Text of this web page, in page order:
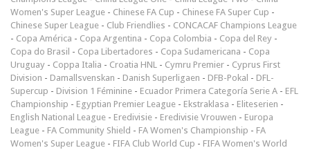
Women's Super League - Chinese FA Cup - Chinese FA Super Cup -
Chinese Super League - Club Friendlies - CONCACAF Champions League
- Copa América - Copa Argentina - Copa Colombia - Copa del Rey -
Copa do Brasil - Copa Libertadores - Copa Sudamericana - Copa
Uruguay - Coppa Italia - Croatia HNL - Cymru Premier - Cyprus First
Division - Damallsvenskan - Danish Superligaen - DFB-Pokal - DFL-
Supercup - Division 1 Féminine - Ecuador Primera Categoría Serie A - EFL
Championship - Egyptian Premier League - Ekstraklasa - Eliteserien -
English National League - Eredivisie - Eredivisie Vrouwen - Europa
League - FA Community Shield - FA Women's Championship - FA
Women's Super League - FIFA Club World Cup - FIFA Women's World